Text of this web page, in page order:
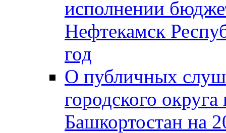
исполнении
Нефтекамск
год
О публичных
городского
Башкортостан на